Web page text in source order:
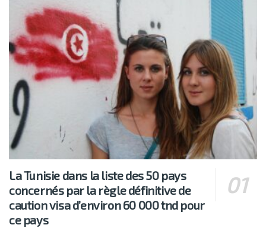
La Tunisie dans la liste des 50 pays
concernés par la règle définitive de
caution visa d’environ 60 000 tnd pour
ce pays